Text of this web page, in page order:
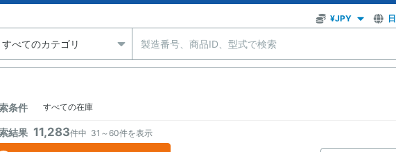
条件 すべての在庫
結果 11,283件中 31～60件を表示